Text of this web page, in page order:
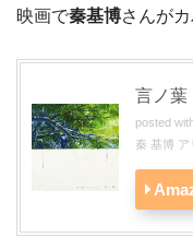
映画で秦基博さんが
言ノ葉
posted
秦 基博